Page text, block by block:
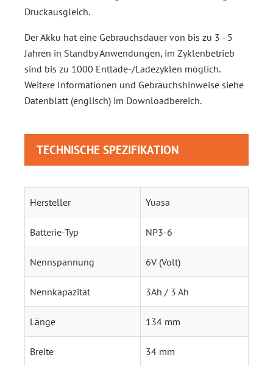
Druckausgleich.
Der Akku hat eine Gebrauchsdauer von bis zu 3 - 5
Jahren in Standby Anwendungen, im Zyklenbetrieb
sind bis zu 1000 Entlade-/Ladezyklen möglich.
Weitere Informationen und Gebrauchshinweise siehe
Datenblatt (englisch) im Downloadbereich.
TECHNISCHE SPEZIFIKATION
Hersteller Yuasa
Batterie-Typ NP3-6
Nennspannung 6V (Volt)
Nennkapazität 3Ah / 3 Ah
Länge 134 mm
Breite 34 mm